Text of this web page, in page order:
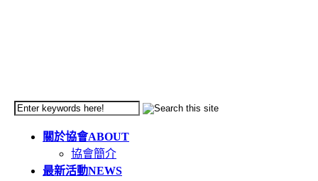
關於協會ABOUT
協會簡介
最新活動NEWS